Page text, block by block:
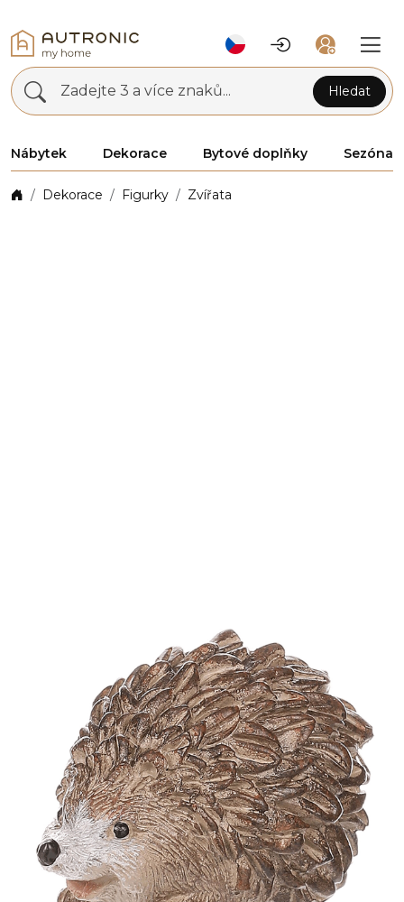
Zadejte 3 a více znaků... Hledat
Nábytek Dekorace Bytové doplňky Sezóna
Dekorace Figurky Zvířata